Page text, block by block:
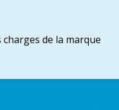
charges de la marque